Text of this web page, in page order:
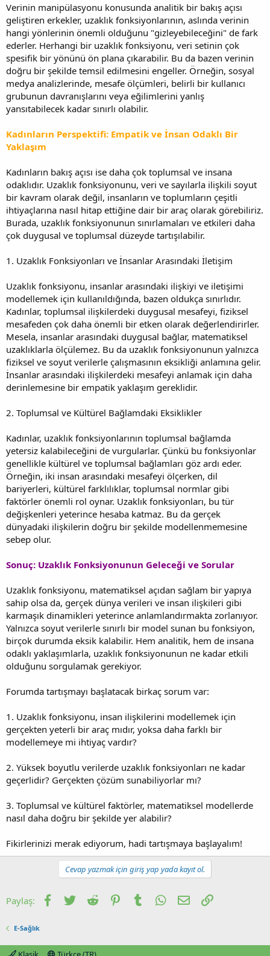
Verinin manipülasyonu konusunda analitik bir bakış açısı
geliştiren erkekler, uzaklık fonksiyonlarının, aslında verinin
hangi yönlerinin önemli olduğunu "gizleyebileceğini" de fark
ederler. Herhangi bir uzaklık fonksiyonu, veri setinin çok
spesifik bir yönünü ön plana çıkarabilir. Bu da bazen verinin
doğru bir şekilde temsil edilmesini engeller. Örneğin, sosyal
medya analizlerinde, mesafe ölçümleri, belirli bir kullanıcı
grubunun davranışlarını veya eğilimlerini yanlış
yansıtabilecek kadar sınırlı olabilir.
Kadınların Perspektifi: Empatik ve İnsan Odaklı Bir
Yaklaşım
Kadınların bakış açısı ise daha çok toplumsal ve insana
odaklıdır. Uzaklık fonksiyonunu, veri ve sayılarla ilişkili soyut
bir kavram olarak değil, insanların ve toplumların çeşitli
ihtiyaçlarına nasıl hitap ettiğine dair bir araç olarak görebiliriz.
Burada, uzaklık fonksiyonunun sınırlamaları ve etkileri daha
çok duygusal ve toplumsal düzeyde tartışılabilir.
1. Uzaklık Fonksiyonları ve İnsanlar Arasındaki İletişim
Uzaklık fonksiyonu, insanlar arasındaki ilişkiyi ve iletişimi
modellemek için kullanıldığında, bazen oldukça sınırlıdır.
Kadınlar, toplumsal ilişkilerdeki duygusal mesafeyi, fiziksel
mesafeden çok daha önemli bir etken olarak değerlendirirler.
Mesela, insanlar arasındaki duygusal bağlar, matematiksel
uzaklıklarla ölçülemez. Bu da uzaklık fonksiyonunun yalnızca
fiziksel ve soyut verilerle çalışmasının eksikliği anlamına gelir.
İnsanlar arasındaki ilişkilerdeki mesafeyi anlamak için daha
derinlemesine bir empatik yaklaşım gereklidir.
2. Toplumsal ve Kültürel Bağlamdaki Eksiklikler
Kadınlar, uzaklık fonksiyonlarının toplumsal bağlamda
yetersiz kalabileceğini de vurgularlar. Çünkü bu fonksiyonlar
genellikle kültürel ve toplumsal bağlamları göz ardı eder.
Örneğin, iki insan arasındaki mesafeyi ölçerken, dil
bariyerleri, kültürel farklılıklar, toplumsal normlar gibi
faktörler önemli rol oynar. Uzaklık fonksiyonları, bu tür
değişkenleri yeterince hesaba katmaz. Bu da gerçek
dünyadaki ilişkilerin doğru bir şekilde modellenmemesine
sebep olur.
Sonuç: Uzaklık Fonksiyonunun Geleceği ve Sorular
Uzaklık fonksiyonu, matematiksel açıdan sağlam bir yapıya
sahip olsa da, gerçek dünya verileri ve insan ilişkileri gibi
karmaşık dinamikleri yeterince anlamlandırmakta zorlanıyor.
Yalnızca soyut verilerle sınırlı bir model sunan bu fonksiyon,
birçok durumda eksik kalabilir. Hem analitik, hem de insana
odaklı yaklaşımlarla, uzaklık fonksiyonunun ne kadar etkili
olduğunu sorgulamak gerekiyor.
Forumda tartışmayı başlatacak birkaç sorum var:
1. Uzaklık fonksiyonu, insan ilişkilerini modellemek için
gerçekten yeterli bir araç mıdır, yoksa daha farklı bir
modellemeye mi ihtiyaç vardır?
2. Yüksek boyutlu verilerde uzaklık fonksiyonları ne kadar
geçerlidir? Gerçekten çözüm sunabiliyorlar mı?
3. Toplumsal ve kültürel faktörler, matematiksel modellerde
nasıl daha doğru bir şekilde yer alabilir?
Fikirlerinizi merak ediyorum, hadi tartışmaya başlayalım!
Cevap yazmak için giriş yap yada kayıt ol.
Paylaş: Facebook
TwitterReddit PinterestTumblrWhatsApp
E-postaLink
E-Sağlık